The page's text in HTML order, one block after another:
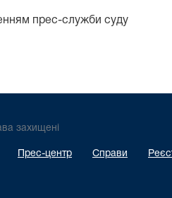
прес-служби суду
захищені
Прес-центр Справи